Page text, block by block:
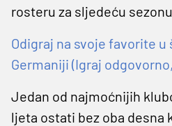
rosteru za sljedeću
Odigraj na svoje favorite
Germaniji (Igraj
Jedan od najmoćnijih
ljeta ostati bez oba desna